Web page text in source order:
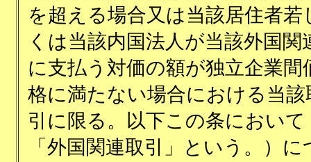
を超える場合又は当該居住者若
くは当該内国法人が当該外国関
に支払う対価の額が独立企業間
格に満たない場合における当該
引に限る。以下この条において
「外国関連取引」という。）に